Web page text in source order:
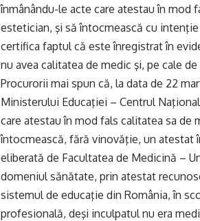
înmânându-le acte care atestau în mod
estetician, şi să întocmească cu
certifica faptul că este înregistrat în
nu avea calitatea de medic şi, pe cale
Procurorii mai spun că, la data de 22
Ministerului Educaţiei – Centrul
care atestau în mod fals calitatea sa de
întocmească, fără vinovăţie, un atestat
eliberată de Facultatea de Medicină –
domeniul sănătate, prin atestat
sistemul de educaţie din România, în
profesională, deşi inculpatul nu era